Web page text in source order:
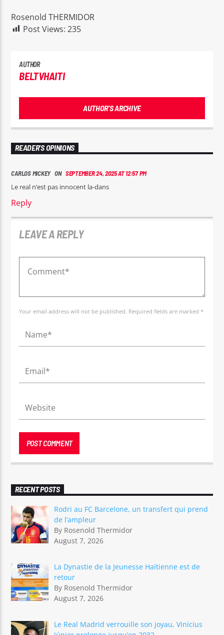
Rosenold THERMIDOR
Post Views: 235
AUTHOR
BELTVHAITI
AUTHOR'S ARCHIVE
READER'S OPINIONS
CARLOS MICKEY ON SEPTEMBER 24, 2025 AT 12:57 PM
Le real n’est pas innocent la-dans
Reply
LEAVE A REPLY
Your email address will not be published. Required fields are marked *
RECENT POSTS
Rodri au FC Barcelone, un transfert qui prend
de l’ampleur
By Rosenold Thermidor
August 7, 2026
La Dynastie de la Jeunesse Haïtienne est de
retour
By Rosenold Thermidor
August 7, 2026
Le Real Madrid verrouille son joyau, Vinícius